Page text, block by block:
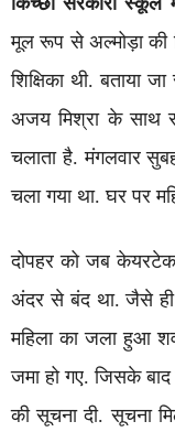
मूल रूप से अल्मोड़ा की
शिक्षिका थी. बताया
अजय मिश्रा के साथ
चलाता है. मंगलवार
चला गया था. घर पर
दोपहर को जब
अंदर से बंद था. जैसे ही
महिला का जला हुआ
जमा हो गए. जिसके बाद
की सूचना दी. सूचना